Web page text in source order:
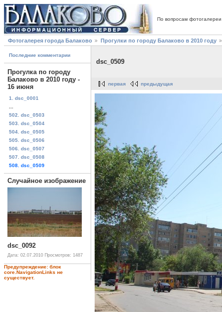
По вопросам
Фотогалерея города Балаково Прогулки по городу Балаково в 2010 году
Последние комментарии
Прогулка по городу
Балаково в 2010 году -
16 июня
1. dsc_0001
502. dsc_0503
503. dsc_0504
504. dsc_0505
505. dsc_0506
506. dsc_0507
507. dsc_0508
508. dsc_0509
Случайное изображение
dsc_0092
Дата: 02.07.2010 Просмотров: 1487
Предупреждение: блок
core.NavigationLinks не
существует.
dsc_0509
первая предыдущая